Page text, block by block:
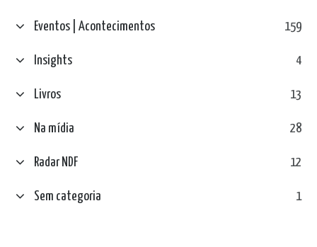
Eventos | Acontecimentos 159
Insights 4
Livros 13
Na mídia 28
Radar NDF 12
Sem categoria 1